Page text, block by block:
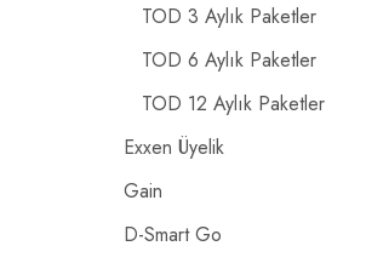
TOD 3 Aylık Paketler
TOD 6 Aylık Paketler
TOD 12 Aylık Paketler
Exxen Üyelik
Gain
D-Smart Go